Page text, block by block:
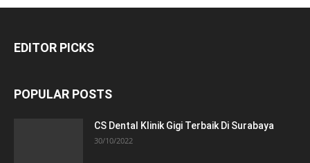
EDITOR PICKS
POPULAR POSTS
CS Dental Klinik Gigi Terbaik Di Surabaya
30/10/2022